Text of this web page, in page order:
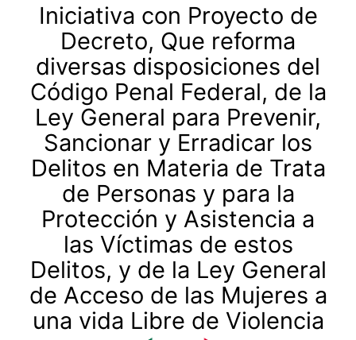
Iniciativa con Proyecto de
Decreto, Que reforma
diversas disposiciones del
Código Penal Federal, de la
Ley General para Prevenir,
Sancionar y Erradicar los
Delitos en Materia de Trata
de Personas y para la
Protección y Asistencia a
las Víctimas de estos
Delitos, y de la Ley General
de Acceso de las Mujeres a
una vida Libre de Violencia